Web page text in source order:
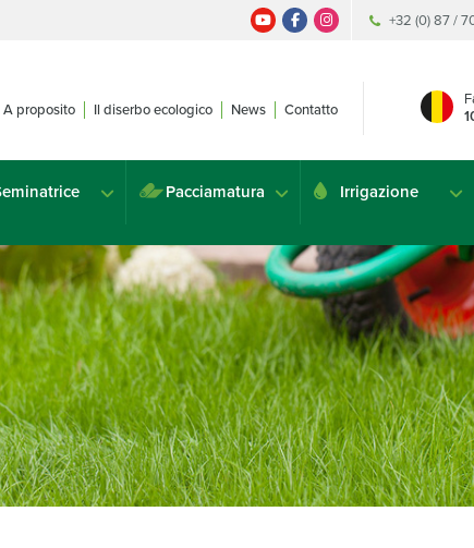
+32 (0) 87 /
A proposito Il diserbo ecologico News Contatto
Pacciamatura Irrigazione